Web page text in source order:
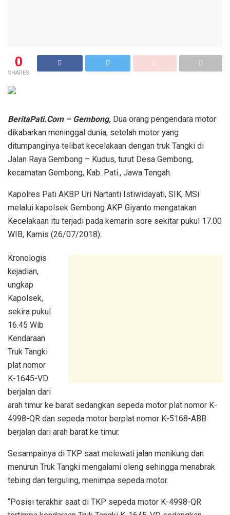
0
SHARES
BeritaPati.Com – Gembong, Dua orang pengendara motor
dikabarkan meninggal dunia, setelah motor yang
ditumpanginya telibat kecelakaan dengan truk Tangki di
Jalan Raya Gembong – Kudus, turut Desa Gembong,
kecamatan Gembong, Kab. Pati., Jawa Tengah.
Kapolres Pati AKBP Uri Nartanti Istiwidayati, SIK, MSi
melalui kapolsek Gembong AKP Giyanto mengatakan
Kecelakaan itu terjadi pada kemarin sore sekitar pukul 17.00
WIB, Kamis (26/07/2018).
Kronologis
kejadian,
ungkap
Kapolsek,
sekira pukul
16.45 Wib
Kendaraan
Truk Tangki
plat nomor
K-1645-VD
berjalan dari
arah timur ke barat sedangkan sepeda motor plat nomor K-
4998-QR dan sepeda motor berplat nomor K-5168-ABB
berjalan dari arah barat ke timur.
Sesampainya di TKP saat melewati jalan menikung dan
menurun Truk Tangki mengalami oleng sehingga menabrak
tebing dan terguling, menimpa sepeda motor.
“Posisi terakhir saat di TKP sepeda motor K-4998-QR